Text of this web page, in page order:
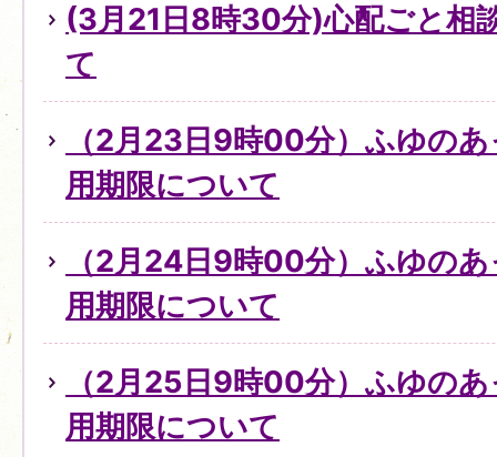
(3月21日8時30分)心配ごと相
て
（2月23日9時00分）ふゆの
用期限について
（2月24日9時00分）ふゆの
用期限について
（2月25日9時00分）ふゆの
用期限について